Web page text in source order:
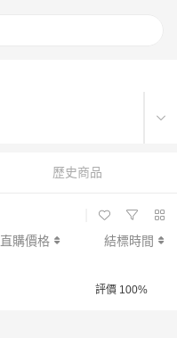
歷史商品
直購價格 結標時間
評價 100%